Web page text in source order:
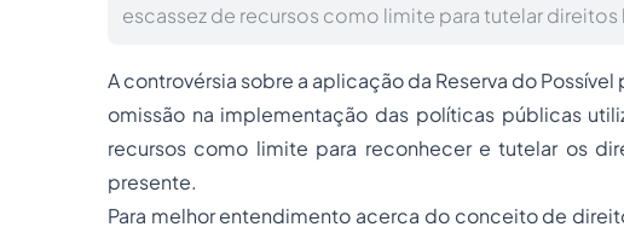
escassez de recursos como limite para tutelar
A controvérsia sobre a aplicação da Reserva do
omissão na implementação das políticas públicas
recursos como limite para reconhecer e tutelar os
presente.
Para melhor entendimento acerca do conceito de